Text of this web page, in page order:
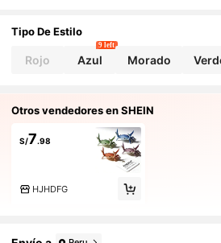
Tipo De Estilo
Rojo Azul
9 left
Morado
Otros vendedores en SHEIN
S/7.98
HJHDFG